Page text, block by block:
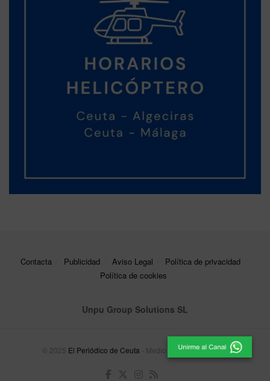
Contacta Publicidad Aviso Legal
Política de privacidad
Política de cookies
Unpu Group Solutions SL
© 2025 El Periódico de Ceuta - Medio de Comunicación